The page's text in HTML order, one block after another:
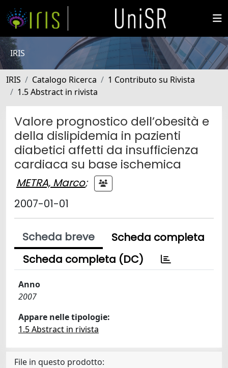
IRIS
IRIS Catalogo Ricerca
1 Contributo su Rivista
1.5 Abstract in rivista
Valore prognostico dell’obesità e
della dislipidemia in pazienti
diabetici affetti da insufficienza
cardiaca su base ischemica
METRA, Marco;
2007-01-01
Scheda breve
Scheda completa
Scheda completa (DC)
Anno
2007
Appare nelle tipologie:
1.5 Abstract in rivista
File in questo prodotto: